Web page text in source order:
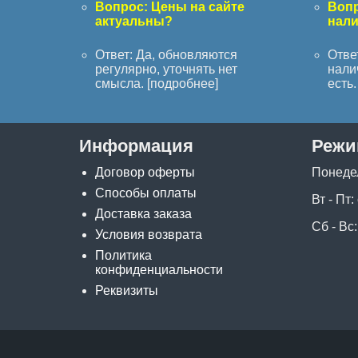
Вопрос: Цены на сайте
актуальны?
Ответ: Да, обновляются
регулярно, уточнять нет
смысла. [подробнее]
Информация
Договор оферты
Способы оплаты
Доставка заказа
Условия возврата
Политика
конфиденциальности
Реквизиты
Вт -
Сб -